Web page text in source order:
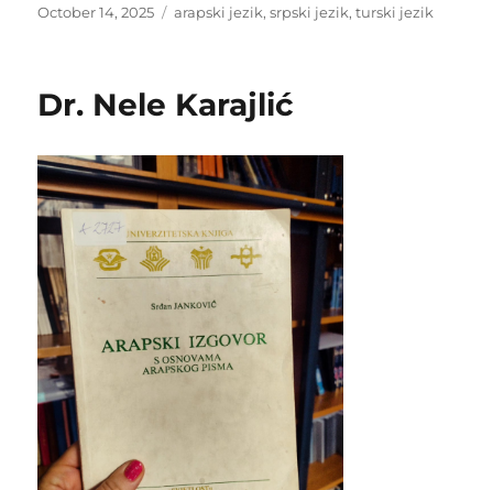
Posted
October 14, 2025 Categories
arapski jezik,srpski jezik,turski jezik
Dr. Nele Karajlić